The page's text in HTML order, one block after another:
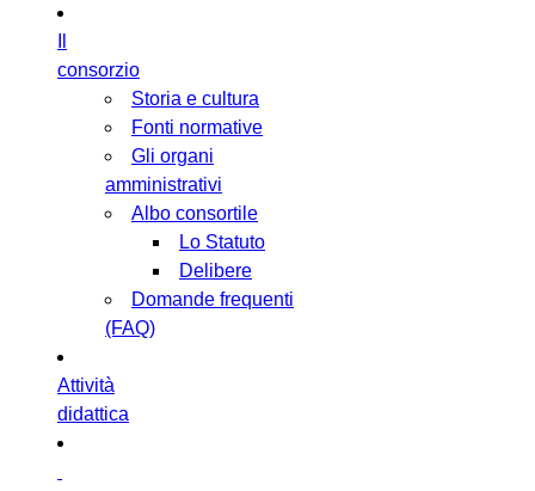
consorzio
Storia e cultura
Fonti normative
Gli organi
amministrativi
Albo consortile
Lo Statuto
Delibere
Domande frequenti
(FAQ)
Attività
didattica